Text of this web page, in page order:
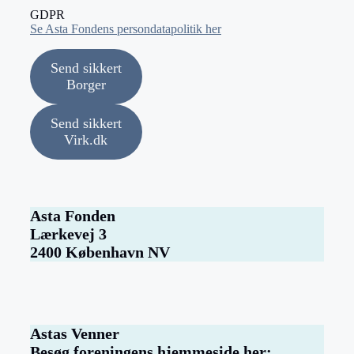
GDPR
Se Asta Fondens persondatapolitik her
Send sikkert
Borger
Send sikkert
Virk.dk
Asta Fonden
Lærkevej 3
2400 København NV
Astas Venner